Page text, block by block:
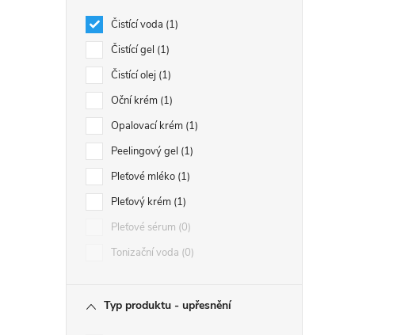
Čistící voda 1
Čistící gel 1
Čistící olej 1
Oční krém 1
Opalovací krém 1
Peelingový gel 1
Pleťové mléko 1
Pleťový krém 1
Pleťové sérum 0
Tonizační voda 0
Typ produktu - upřesnění